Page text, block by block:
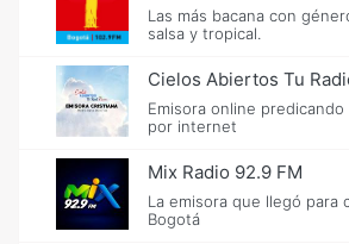
Las más bacana con
salsa y tropical.
Cielos Abiertos Tu
Emisora online
por internet
Mix Radio 92.9 FM
La emisora que llegó para
Bogotá